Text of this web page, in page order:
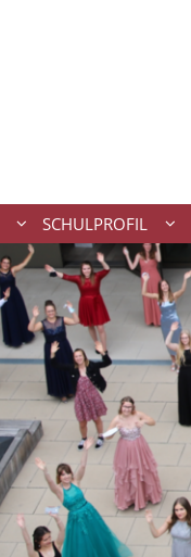
SCHULPROFIL